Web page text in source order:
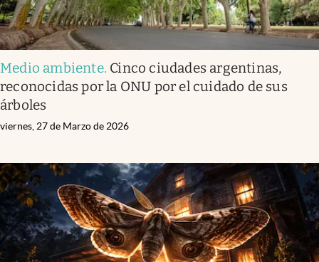
Medio ambiente. Cinco ciudades argentinas,
reconocidas por la ONU por el cuidado de sus
árboles
viernes, 27 de Marzo de 2026